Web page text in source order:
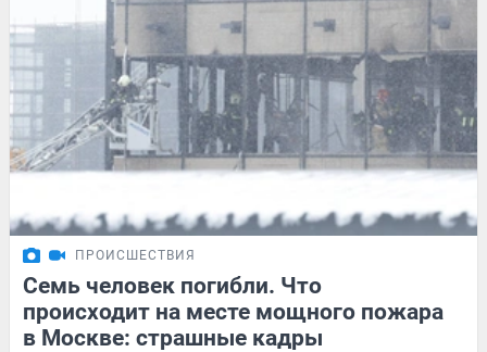
ПРОИСШЕСТВИЯ
Семь человек погибли. Что
происходит на месте мощного пожара
в Москве: страшные кадры